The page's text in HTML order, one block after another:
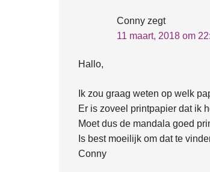
Conny zegt
11 maart, 2018 om
Hallo,
Ik zou graag weten op welk
Er is zoveel printpapier dat ik
Moet dus de mandala goed
Is best moeilijk om dat te
Conny